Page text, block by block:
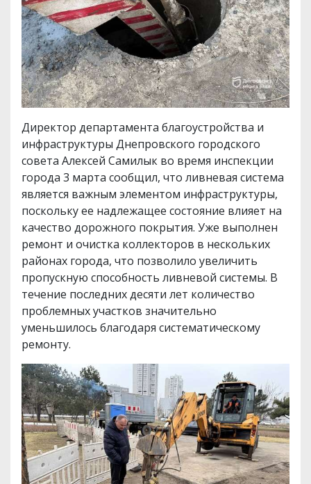
Директор департамента благоустройства и
инфраструктуры Днепровского городского
совета Алексей Самилык во время инспекции
города 3 марта сообщил, что ливневая система
является важным элементом инфраструктуры,
поскольку ее надлежащее состояние влияет на
качество дорожного покрытия. Уже выполнен
ремонт и очистка коллекторов в нескольких
районах города, что позволило увеличить
пропускную способность ливневой системы. В
течение последних десяти лет количество
проблемных участков значительно
уменьшилось благодаря систематическому
ремонту.